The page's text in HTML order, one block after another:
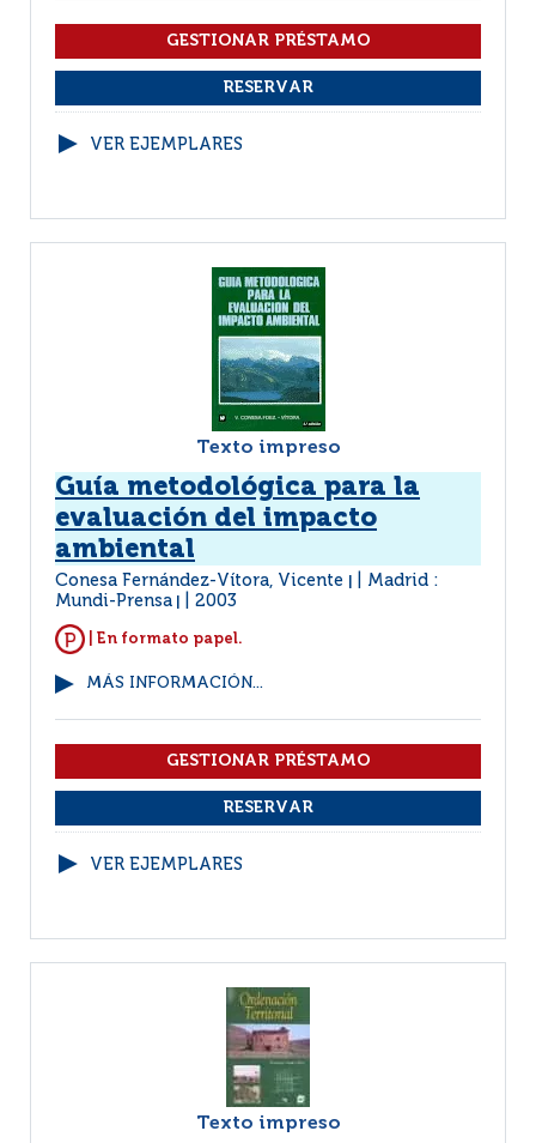
VER EJEMPLARES
Texto impreso
Guía metodológica para la
evaluación del impacto
ambiental
Conesa Fernández-Vítora, Vicente
Madrid :
Mundi-Prensa
2003
| En formato papel.
MÁS INFORMACIÓN...
VER EJEMPLARES
Texto impreso